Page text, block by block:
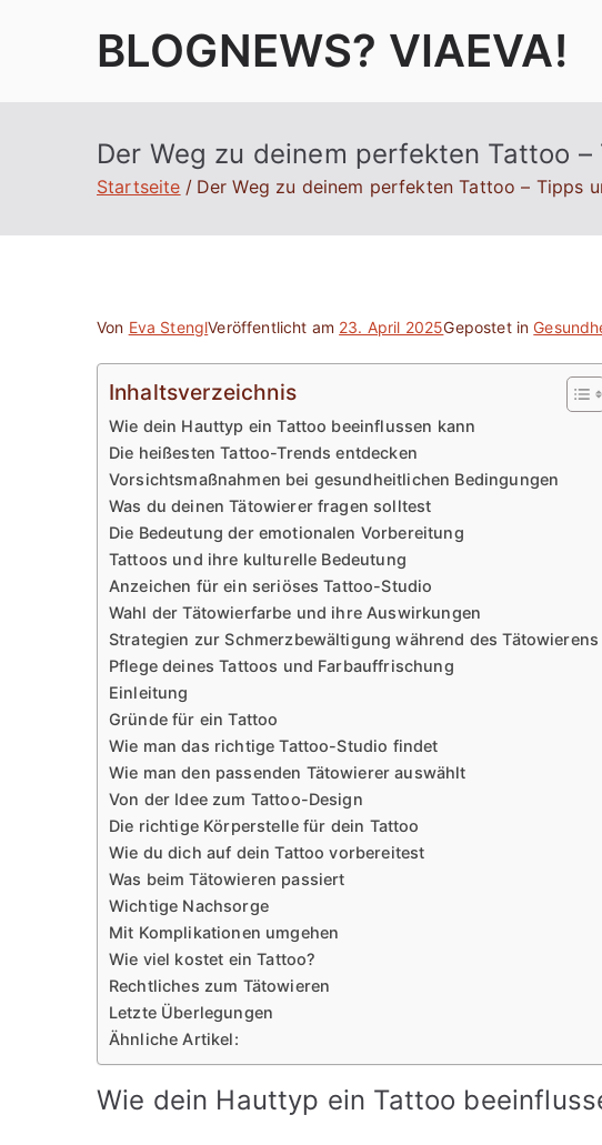
BLOGNEWS? VIAEVA!
Der Weg zu deinem perfekten Tattoo
Startseite Der Weg zu deinem perfekten Tattoo – Tipps
Von Eva StenglVeröffentlicht am 23. April 2025Gepostet in
Inhaltsverzeichnis
Wie dein Hauttyp ein Tattoo beeinflussen kann
Die heißesten Tattoo-Trends entdecken
Vorsichtsmaßnahmen bei gesundheitlichen Bedingungen
Was du deinen Tätowierer fragen solltest
Die Bedeutung der emotionalen Vorbereitung
Tattoos und ihre kulturelle Bedeutung
Anzeichen für ein seriöses Tattoo-Studio
Wahl der Tätowierfarbe und ihre Auswirkungen
Strategien zur Schmerzbewältigung während des Tätowierens
Pflege deines Tattoos und Farbauffrischung
Einleitung
Gründe für ein Tattoo
Wie man das richtige Tattoo-Studio findet
Wie man den passenden Tätowierer auswählt
Von der Idee zum Tattoo-Design
Die richtige Körperstelle für dein Tattoo
Wie du dich auf dein Tattoo vorbereitest
Was beim Tätowieren passiert
Wichtige Nachsorge
Mit Komplikationen umgehen
Wie viel kostet ein Tattoo?
Rechtliches zum Tätowieren
Letzte Überlegungen
Ähnliche Artikel:
Wie dein Hauttyp ein Tattoo